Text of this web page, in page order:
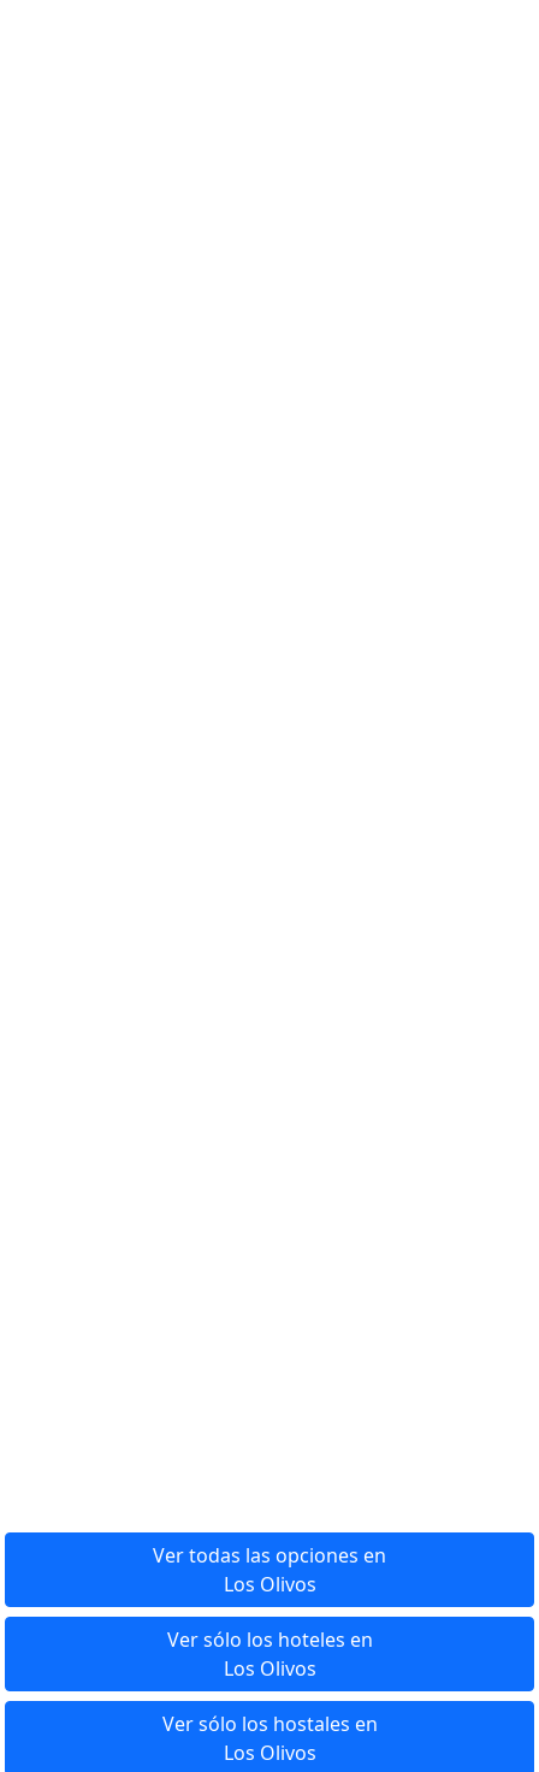
Ver todas las opciones en
Los Olivos
Ver sólo los hoteles en
Los Olivos
Ver sólo los hostales en
Los Olivos